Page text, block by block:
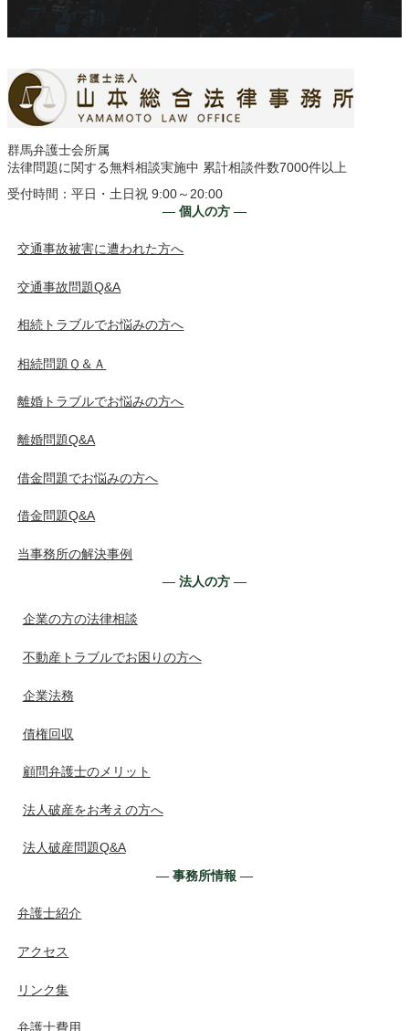
群馬弁護士会所属
法律問題に関する無料相談実施中 累計相談件数7000件以上
受付時間：平日・土日祝 9:00～20:00
― 個人の方 ―
交通事故被害に遭われた方へ
交通事故問題Q&A
相続トラブルでお悩みの方へ
相続問題Ｑ＆Ａ
離婚トラブルでお悩みの方へ
離婚問題Q&A
借金問題でお悩みの方へ
借金問題Q&A
当事務所の解決事例
― 法人の方 ―
企業の方の法律相談
不動産トラブルでお困りの方へ
企業法務
債権回収
顧問弁護士のメリット
法人破産をお考えの方へ
法人破産問題Q&A
― 事務所情報 ―
弁護士紹介
アクセス
リンク集
弁護士費用